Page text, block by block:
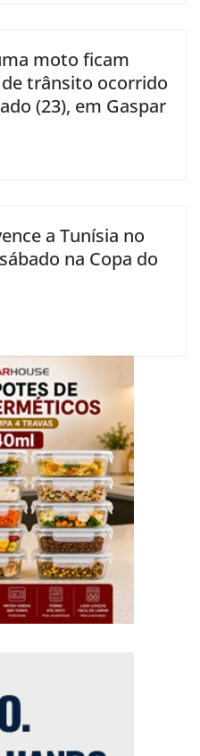
moto ficam
trânsito ocorrido
(23), em Gaspar
a Tunísia no
na Copa do